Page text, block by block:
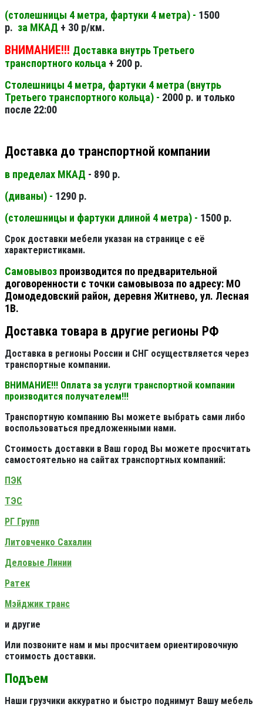
(столешницы 4 метра, фартуки 4 метра) - 1500
р. за МКАД + 30 р/км.
ВНИМАНИЕ!!! Доставка внутрь Третьего
транспортного кольца + 200 р.
Столешницы 4 метра, фартуки 4 метра (внутрь
Третьего транспортного кольца) - 2000 р. и только
после 22:00
Доставка до транспортной компании
в пределах МКАД - 890 р.
(диваны) - 1290 р.
(столешницы и фартуки длиной 4 метра) - 1500 р.
Срок доставки мебели указан на странице с её
характеристиками.
Самовывоз производится по предварительной
договоренности с точки самовывоза по адресу: МО
Домодедовский район, деревня Житнево, ул. Лесная
1В.
Доставка товара в другие регионы РФ
Доставка в регионы России и СНГ осуществляется через
транспортные компании.
ВНИМАНИЕ!!! Оплата за услуги транспортной компании
производится получателем!!!
Транспортную компанию Вы можете выбрать сами либо
воспользоваться предложенными нами.
Стоимость доставки в Ваш город Вы можете просчитать
самостоятельно на сайтах транспортных компаний:
ПЭК
ТЭС
РГ Групп
Литовченко Сахалин
Деловые Линии
Ратек
Мэйджик транс
и другие
Или позвоните нам и мы просчитаем ориентировочную
стоимость доставки.
Подъем
Наши грузчики аккуратно и быстро поднимут Вашу мебель